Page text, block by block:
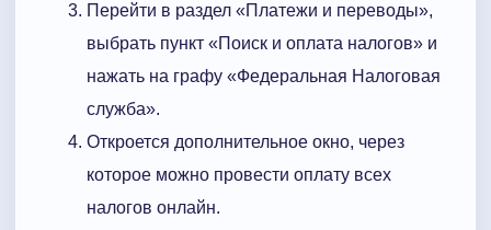
Перейти в раздел «Платежи и переводы»,
выбрать пункт «Поиск и оплата налогов» и
нажать на графу «Федеральная Налоговая
служба».
Откроется дополнительное окно, через
которое можно провести оплату всех
налогов онлайн.